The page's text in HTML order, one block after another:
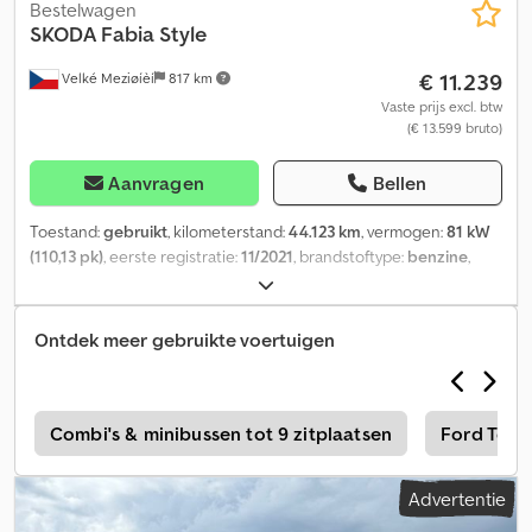
Velké Meziøíèí 817 km
Bestelwagen
SKODA Fabia Style
€ 11.239
Vaste prijs excl. btw
(€ 13.599 bruto)
Aanvragen Bellen
Toestand:gebruikt, kilometerstand:44.123 km, vermogen:81 kW
(110,13 pk), eerste registratie:11/2021, brandstoftype: benzine,
, soort overbrenging:mechanisch
Euro 6, aantal zitplaatsen:5, Uitrusting:ABS, airconditioning,
centrale vergrendeling, elektronisch stabiliteitsprogramma
(ESP), immobilisatiesysteem
, Speciale uitrusting:
airconditioning Climatronic 2-zones, digitaal instrumentenpaneel
(virtual cockpit), comfortabele handsfree telefoonbediening
Bluetooth, telefoonhouder, lichtmetalen velgen 7x17 (Procyon,
grijs), lichtmetalen velgen 7x17 (Procyon, zwart), metallic lak,
reservewiel als noodwiel, schijfremmen achter, getinte zijruiten
Ontdek meer gebruikte voertuigen
Combi's & minibussen tot 9 zitplaatsen Ford
Advertentie